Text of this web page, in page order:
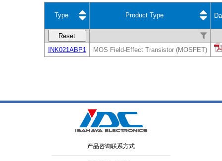
Type Product Type
Reset
INK021ABP1
MOS Field-Effect Transistor (MOSFET)
产品咨询联系方式